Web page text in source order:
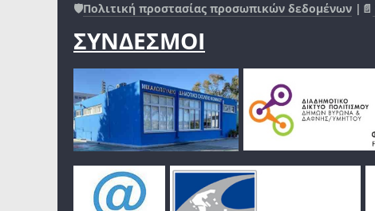
🛡️Πολιτική προστασίας προσωπικών δεδομένων |📄
ΣΥΝΔΕΣΜΟΙ